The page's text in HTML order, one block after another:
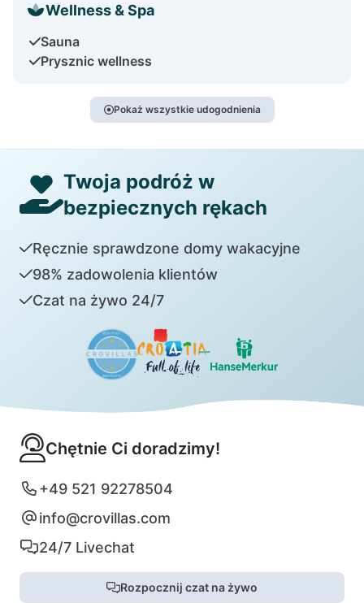
Wellness & Spa
Sauna
Prysznic wellness
Pokaż wszystkie udogodnienia
Twoja podróż w
bezpiecznych rękach
Ręcznie sprawdzone domy wakacyjne
98% zadowolenia klientów
Czat na żywo 24/7
Chętnie Ci doradzimy!
+49 521 92278504
info@crovillas.com
24/7 Livechat
Rozpocznij czat na żywo